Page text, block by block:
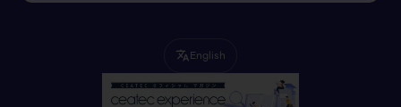
translateEnglish